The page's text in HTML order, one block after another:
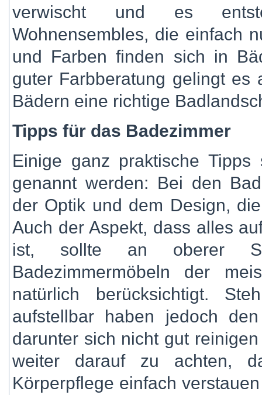
verwischt und es
Wohnensembles, die einfach
und Farben finden sich in
guter Farbberatung gelingt es
Bädern eine richtige
Tipps für das Badezimmer
Einige ganz praktische
genannt werden: Bei den
der Optik und dem Design,
Auch der Aspekt, dass alles
ist, sollte an oberer
Badezimmermöbeln der
natürlich berücksichtigt.
aufstellbar haben jedoch
darunter sich nicht gut
weiter darauf zu achten,
Körperpflege einfach